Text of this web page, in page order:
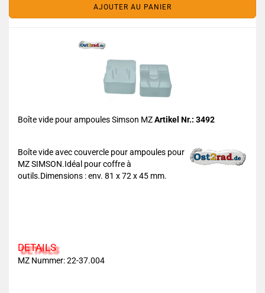
AJOUTER AU PANIER
Boîte vide pour ampoules Simson MZArtikel Nr.: 3492
Boîte vide avec couvercle pour ampoules pour
MZ SIMSON.Idéal pour coffre à
outils.Dimensions : env. 81 x 72 x 45 mm.
DETAILS
MZ Nummer: 22-37.004